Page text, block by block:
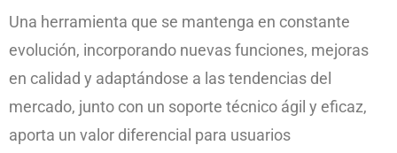
Una herramienta que se mantenga en constante
evolución, incorporando nuevas funciones, mejoras
en calidad y adaptándose a las tendencias del
mercado, junto con un soporte técnico ágil y eficaz,
aporta un valor diferencial para usuarios